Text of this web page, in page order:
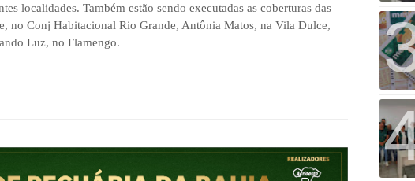
localidades. Também estão sendo executadas as coberturas das
no Conj Habitacional Rio Grande, Antônia Matos, na Vila Dulce,
Luz, no Flamengo.